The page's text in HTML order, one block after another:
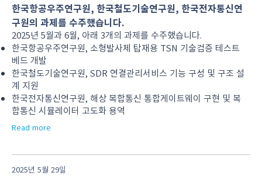
한국항공우주연구원, 한국철도기술연구원, 한국전자통신연
구원의 과제를 수주했습니다.
2025년 5월과 6월, 아래 3개의 과제를 수주했습니다.
한국항공우주연구원, 소형발사체 탑재용 TSN 기술검증 테스트
베드 개발
한국철도기술연구원, SDR 연결관리서비스 기능 구성 및 구조 설
계 지원
한국전자통신연구원, 해상 복합통신 통합게이트웨이 구현 및 복
합통신 시뮬레이터 고도화 용역
Read more
2025년 5월 29일